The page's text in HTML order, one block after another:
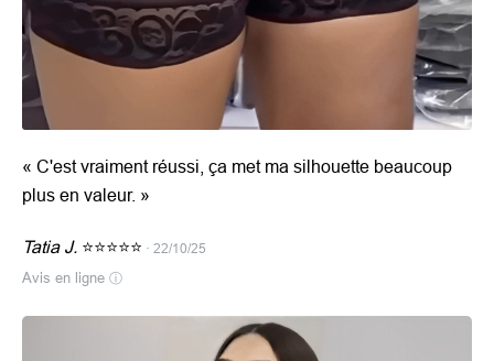
« C'est vraiment réussi, ça met ma silhouette beaucoup
plus en valeur. »
Tatia J. ⭐⭐⭐⭐⭐ · 22/10/25
Avis en ligne ⓘ